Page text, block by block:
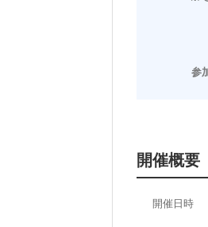
開催概要
開催日時